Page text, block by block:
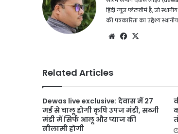
हिंदी न्यूज़ प्लेटफ़ॉर्म है, जो
की पत्रकारिता का उद्देश्य
We Fac
Related Articles
Dewas live exclusive: देवास में 27
मई से चालू होगी कृषि उपज मंडी, सब्जी
मंडी में सिर्फ आलू और प्याज की
नीलामी होगी